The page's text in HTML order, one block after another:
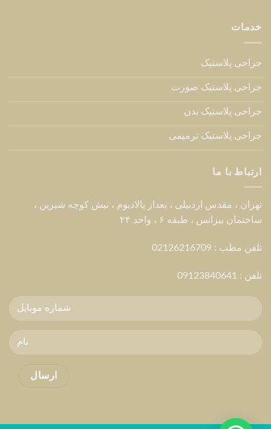
خدمات
جراحی پلاستیک
جراحی پلاستیک صورت
جراحی پلاستیک بدن
جراحی پلاستیک ترمیمی
ارتباط با ما
تهران ، مقدس اردبیلی ، بعداز پالادیوم ، نبش کوچه شیرین ،
ساختمان بیزانس ، طبقه ۶ ، واحد ۲۴
تلفن مطب : 02126216709
تلفن : 09123840641